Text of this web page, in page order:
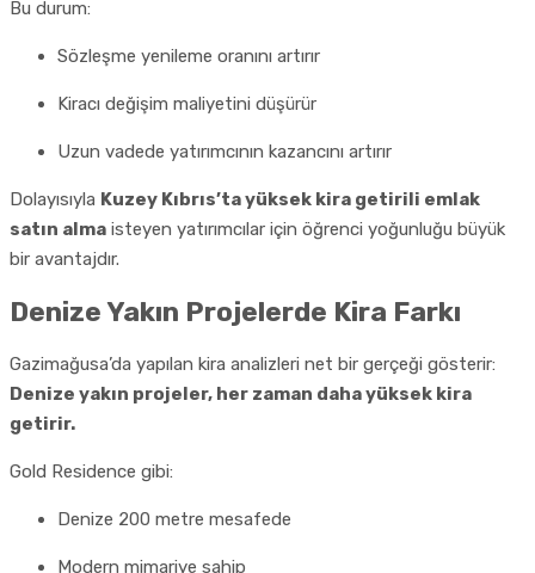
Bu durum:
Sözleşme yenileme oranını artırır
Kiracı değişim maliyetini düşürür
Uzun vadede yatırımcının kazancını artırır
Dolayısıyla Kuzey Kıbrıs’ta yüksek kira getirili emlak
satın alma isteyen yatırımcılar için öğrenci yoğunluğu büyük
bir avantajdır.
Denize Yakın Projelerde Kira Farkı
Gazimağusa’da yapılan kira analizleri net bir gerçeği gösterir:
Denize yakın projeler, her zaman daha yüksek kira
getirir.
Gold Residence gibi:
Denize 200 metre mesafede
Modern mimariye sahip